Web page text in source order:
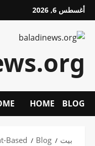
تخطي
إلى
المحتوى
أغسطس 6, 2026
BLOG
HOME
بيت Blog
Based